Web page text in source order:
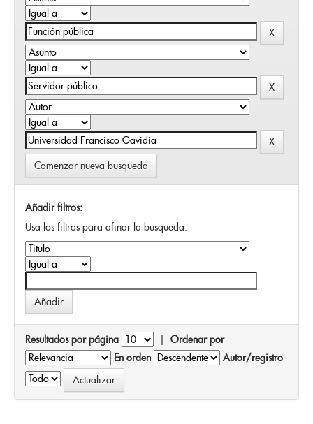
Comenzar nueva busqueda
Añadir filtros:
Usa los filtros para afinar la busqueda.
Resultados por página | Ordenar por
En orden
Autor/registro